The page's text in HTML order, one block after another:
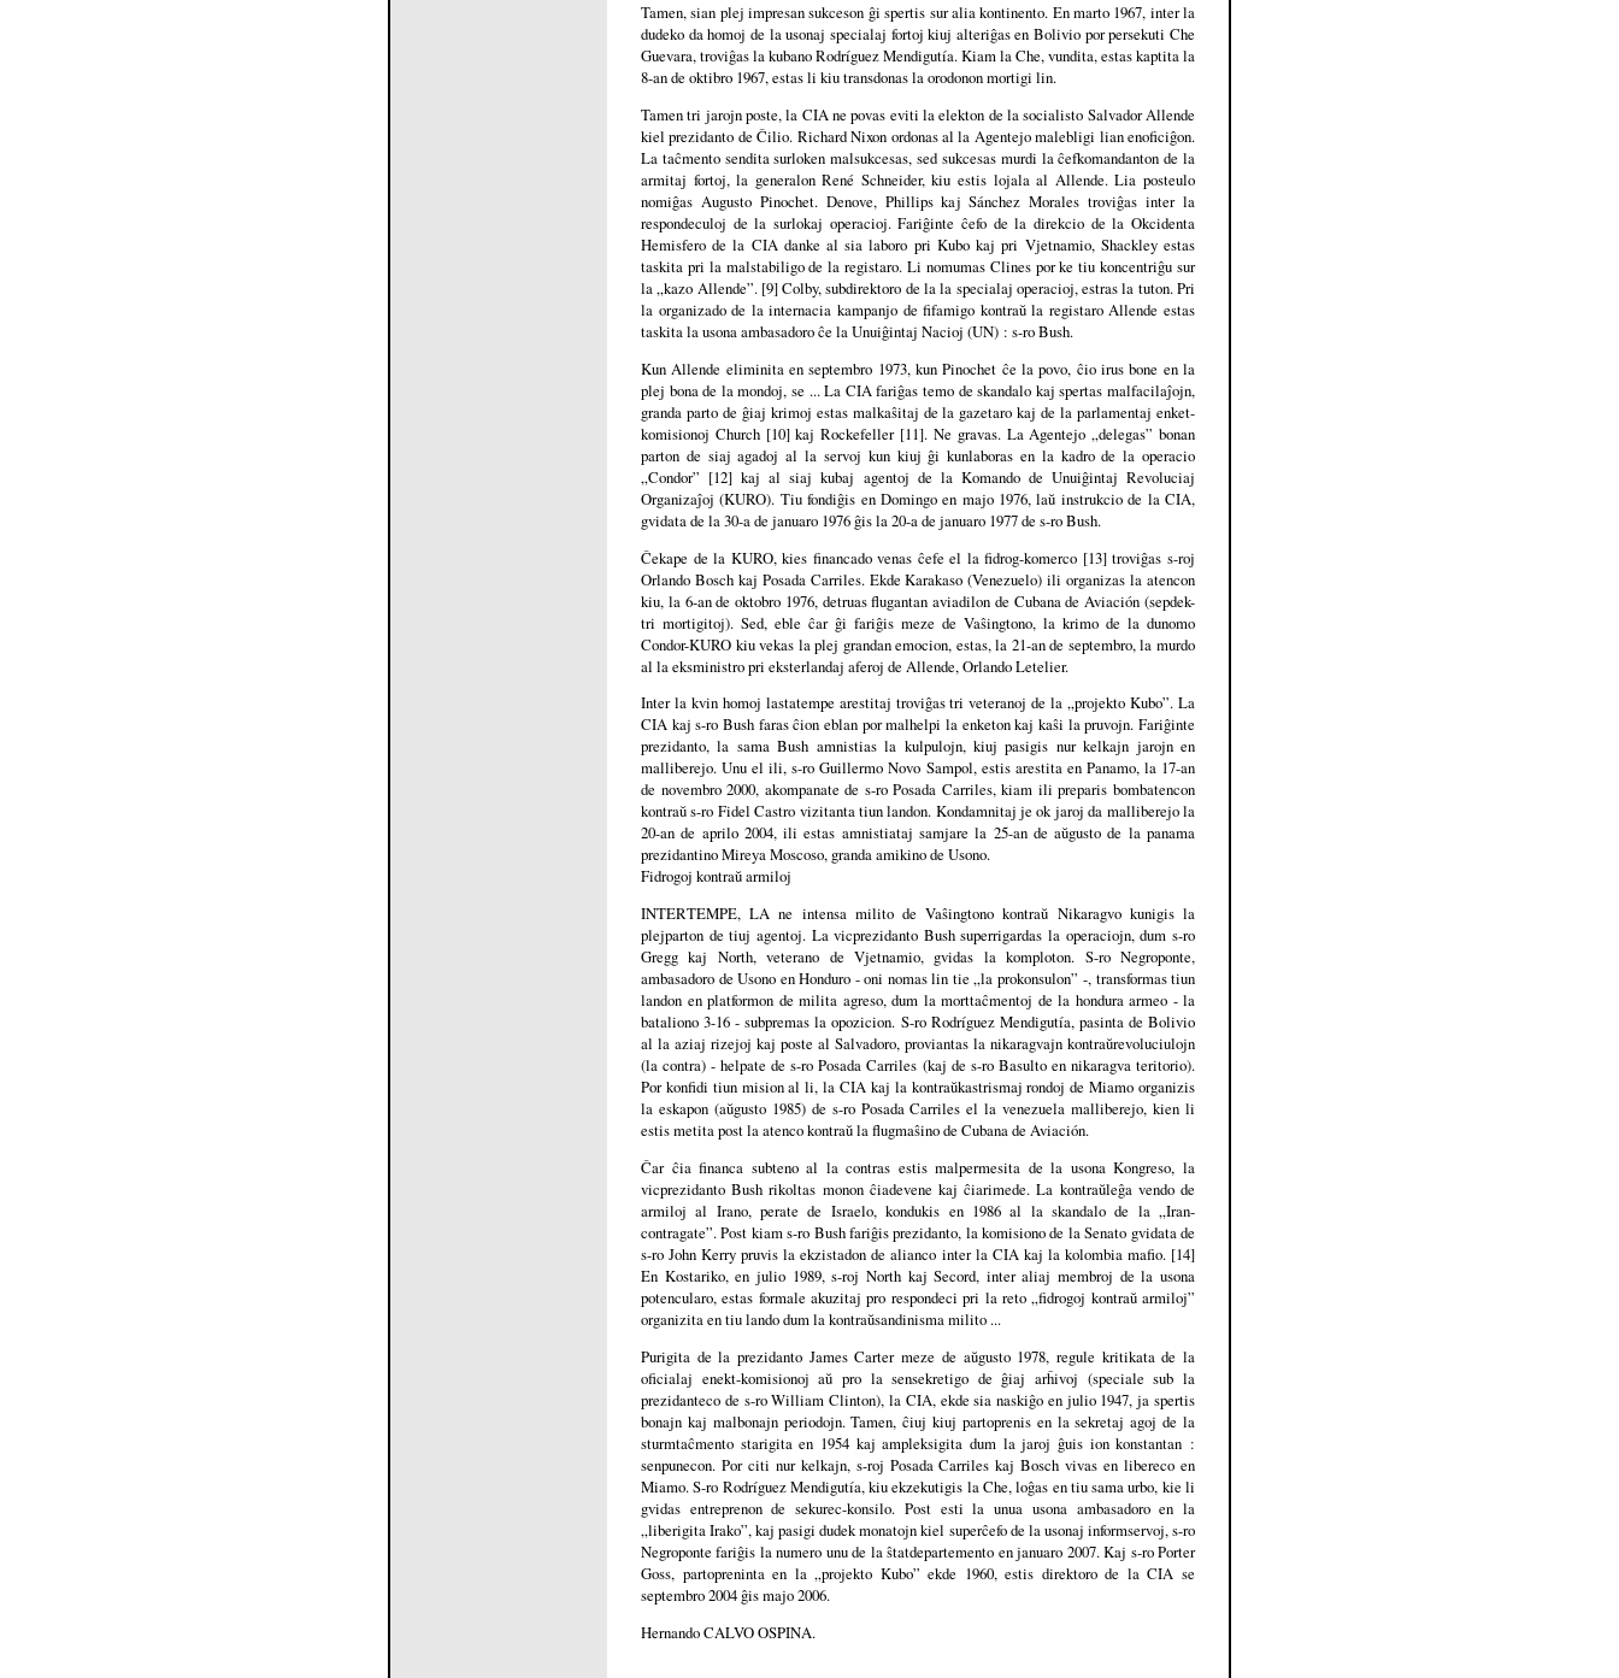
Tamen, sian plej impresan sukceson ĝi spertis sur alia kontinento. En marto 1967, inter la
dudeko da homoj de la usonaj specialaj fortoj kiuj alteriĝas en Bolivio por persekuti Che
Guevara, troviĝas la kubano Rodríguez Mendigutía. Kiam la Che, vundita, estas kaptita la
8-an de oktibro 1967, estas li kiu transdonas la orodonon mortigi lin.
Tamen tri jarojn poste, la CIA ne povas eviti la elekton de la socialisto Salvador Allende
kiel prezidanto de Ĉilio. Richard Nixon ordonas al la Agentejo malebligi lian enoficiĝon.
La taĉmento sendita surloken malsukcesas, sed sukcesas murdi la ĉefkomandanton de la
armitaj fortoj, la generalon René Schneider, kiu estis lojala al Allende. Lia posteulo
nomiĝas Augusto Pinochet. Denove, Phillips kaj Sánchez Morales troviĝas inter la
respondeculoj de la surlokaj operacioj. Fariĝinte ĉefo de la direkcio de la Okcidenta
Hemisfero de la CIA danke al sia laboro pri Kubo kaj pri Vjetnamio, Shackley estas
taskita pri la malstabiligo de la registaro. Li nomumas Clines por ke tiu koncentriĝu sur
la „kazo Allende”. [9] Colby, subdirektoro de la la specialaj operacioj, estras la tuton. Pri
la organizado de la internacia kampanjo de fifamigo kontraŭ la registaro Allende estas
taskita la usona ambasadoro ĉe la Unuiĝintaj Nacioj (UN) : s-ro Bush.
Kun Allende eliminita en septembro 1973, kun Pinochet ĉe la povo, ĉio irus bone en la
plej bona de la mondoj, se ... La CIA fariĝas temo de skandalo kaj spertas malfacilaĵojn,
granda parto de ĝiaj krimoj estas malkaŝitaj de la gazetaro kaj de la parlamentaj enket-
komisionoj Church [10] kaj Rockefeller [11]. Ne gravas. La Agentejo „delegas” bonan
parton de siaj agadoj al la servoj kun kiuj ĝi kunlaboras en la kadro de la operacio
„Condor” [12] kaj al siaj kubaj agentoj de la Komando de Unuiĝintaj Revoluciaj
Organizaĵoj (KURO). Tiu fondiĝis en Domingo en majo 1976, laŭ instrukcio de la CIA,
gvidata de la 30-a de januaro 1976 ĝis la 20-a de januaro 1977 de s-ro Bush.
Ĉekape de la KURO, kies financado venas ĉefe el la fidrog-komerco [13] troviĝas s-roj
Orlando Bosch kaj Posada Carriles. Ekde Karakaso (Venezuelo) ili organizas la atencon
kiu, la 6-an de oktobro 1976, detruas flugantan aviadilon de Cubana de Aviación (sepdek-
tri mortigitoj). Sed, eble ĉar ĝi fariĝis meze de Vaŝingtono, la krimo de la dunomo
Condor-KURO kiu vekas la plej grandan emocion, estas, la 21-an de septembro, la murdo
al la eksministro pri eksterlandaj aferoj de Allende, Orlando Letelier.
Inter la kvin homoj lastatempe arestitaj troviĝas tri veteranoj de la „projekto Kubo”. La
CIA kaj s-ro Bush faras ĉion eblan por malhelpi la enketon kaj kaŝi la pruvojn. Fariĝinte
prezidanto, la sama Bush amnistias la kulpulojn, kiuj pasigis nur kelkajn jarojn en
malliberejo. Unu el ili, s-ro Guillermo Novo Sampol, estis arestita en Panamo, la 17-an
de novembro 2000, akompanate de s-ro Posada Carriles, kiam ili preparis bombatencon
kontraŭ s-ro Fidel Castro vizitanta tiun landon. Kondamnitaj je ok jaroj da malliberejo la
20-an de aprilo 2004, ili estas amnistiataj samjare la 25-an de aŭgusto de la panama
prezidantino Mireya Moscoso, granda amikino de Usono.
Fidrogoj kontraŭ armiloj
INTERTEMPE, LA ne intensa milito de Vaŝingtono kontraŭ Nikaragvo kunigis la
plejparton de tiuj agentoj. La vicprezidanto Bush superrigardas la operaciojn, dum s-ro
Gregg kaj North, veterano de Vjetnamio, gvidas la komploton. S-ro Negroponte,
ambasadoro de Usono en Honduro - oni nomas lin tie „la prokonsulon” -, transformas tiun
landon en platformon de milita agreso, dum la morttaĉmentoj de la hondura armeo - la
bataliono 3-16 - subpremas la opozicion. S-ro Rodríguez Mendigutía, pasinta de Bolivio
al la aziaj rizejoj kaj poste al Salvadoro, proviantas la nikaragvajn kontraŭrevoluciulojn
(la contra) - helpate de s-ro Posada Carriles (kaj de s-ro Basulto en nikaragva teritorio).
Por konfidi tiun mision al li, la CIA kaj la kontraŭkastrismaj rondoj de Miamo organizis
la eskapon (aŭgusto 1985) de s-ro Posada Carriles el la venezuela malliberejo, kien li
estis metita post la atenco kontraŭ la flugmaŝino de Cubana de Aviación.
Ĉar ĉia financa subteno al la contras estis malpermesita de la usona Kongreso, la
vicprezidanto Bush rikoltas monon ĉiadevene kaj ĉiarimede. La kontraŭleĝa vendo de
armiloj al Irano, perate de Israelo, kondukis en 1986 al la skandalo de la „Iran-
contragate”. Post kiam s-ro Bush fariĝis prezidanto, la komisiono de la Senato gvidata de
s-ro John Kerry pruvis la ekzistadon de alianco inter la CIA kaj la kolombia mafio. [14]
En Kostariko, en julio 1989, s-roj North kaj Secord, inter aliaj membroj de la usona
potencularo, estas formale akuzitaj pro respondeci pri la reto „fidrogoj kontraŭ armiloj”
organizita en tiu lando dum la kontraŭsandinisma milito ...
Purigita de la prezidanto James Carter meze de aŭgusto 1978, regule kritikata de la
oficialaj enekt-komisionoj aŭ pro la sensekretigo de ĝiaj arĥivoj (speciale sub la
prezidanteco de s-ro William Clinton), la CIA, ekde sia naskiĝo en julio 1947, ja spertis
bonajn kaj malbonajn periodojn. Tamen, ĉiuj kiuj partoprenis en la sekretaj agoj de la
sturmtaĉmento starigita en 1954 kaj ampleksigita dum la jaroj ĝuis ion konstantan :
senpunecon. Por citi nur kelkajn, s-roj Posada Carriles kaj Bosch vivas en libereco en
Miamo. S-ro Rodríguez Mendigutía, kiu ekzekutigis la Che, loĝas en tiu sama urbo, kie li
gvidas entreprenon de sekurec-konsilo. Post esti la unua usona ambasadoro en la
„liberigita Irako”, kaj pasigi dudek monatojn kiel superĉefo de la usonaj informservoj, s-ro
Negroponte fariĝis la numero unu de la ŝtatdepartemento en januaro 2007. Kaj s-ro Porter
Goss, partopreninta en la „projekto Kubo” ekde 1960, estis direktoro de la CIA se
septembro 2004 ĝis majo 2006.
Hernando CALVO OSPINA.